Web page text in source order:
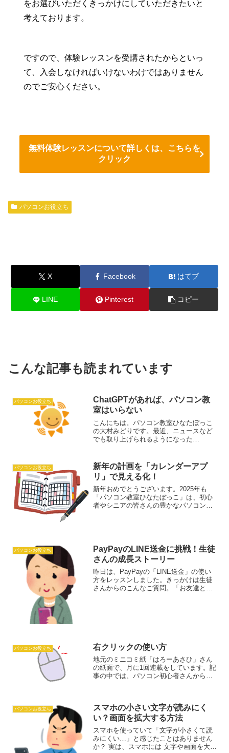
をお選びいただくきっかけにしていただきたいと
考えております。
ですので、体験レッスンを受講されたからといっ
て、入会しなければいけないわけではありません
のでご安心ください。
無料体験レッスンについて詳しくは、こちらを
クリック
パソコンお役立ち
X Facebook はてブ
LINE Pinterest コピー
こんな記事も読まれています
パソコンお役立ち
ChatGPTがあれば、パソコン教
室はいらない
こんにちは。パソコン教室ひなたぼっこ
の大村みどりです。最近、ニュースなど
でも取り上げられるようになった
も答えてくれるのなら、パソコン教室な
んていらなくなっちゃうん...
パソコンお役立ち
新年の計画を「カレンダーアプ
リ」で見える化！
新年おめでとうございます。2025年も
「パソコン教室ひなたぼっこ」は、初心
者やシニアの皆さんの豊かなパソコンラ
パソコンお役立ち
PayPayのLINE送金に挑戦！生徒
さんの成長ストーリー
昨日は、PayPayの「LINE送金」の使い
方をレッスンしました。きっかけは生徒
さんからのこんなご質問。「お友達と食
パソコンお役立ち 右クリックの使い方
地元のミニコミ紙「はろーあさひ」さん
の紙面で、月に1回連載をしています。記
事の中では、パソコン初心者さんから脱
た記事を、少しずつ教室...
パソコンお役立ち
スマホの小さい文字が読みにく
い？画面を拡大する方法
スマホを使っていて「文字が小さくて読
みにくい…」と感じたことはありません
か？ 実は、スマホには 文字や画面を大き